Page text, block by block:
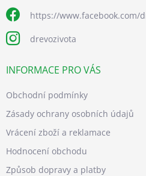
https://www.facebook.com/
drevozivota
INFORMACE PRO VÁS
Obchodní podmínky
Zásady ochrany osobních údajů
Vrácení zboží a reklamace
Hodnocení obchodu
Způsob dopravy a platby